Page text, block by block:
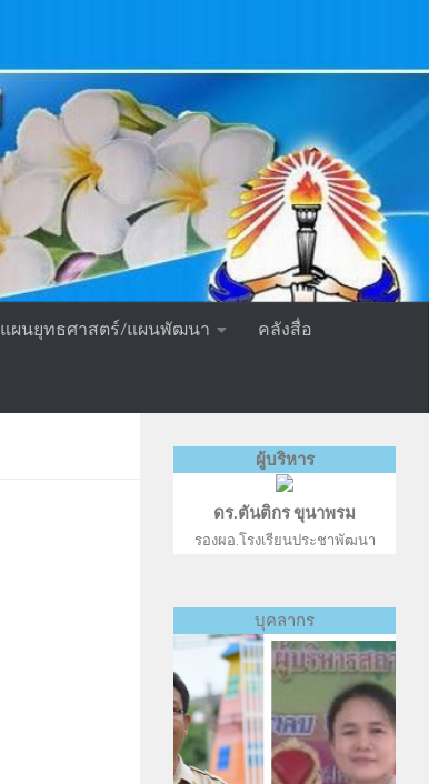
แผนยุทธศาสตร์/แผนพัฒนา คลังสื่อ
ผู้บริหาร
ดร.ตันติกร ขุนาพรม
รองผอ.โรงเรียนประชาพัฒนา
บุคลากร